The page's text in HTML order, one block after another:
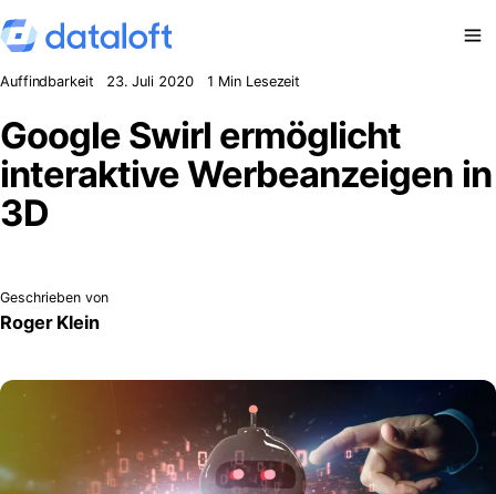
Zum Inhalt springen
Auffindbarkeit 23. Juli 2020 1 Min Lesezeit
Google Swirl ermöglicht
interaktive Werbeanzeigen in
3D
Geschrieben von
Roger Klein